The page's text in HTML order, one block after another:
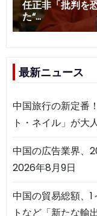
最新ニュース
中国旅行の新定番
ト・ネイル」が大
中国の広告業界、
2026年8月9日
中国の貿易総額、
トなど「新たな輸